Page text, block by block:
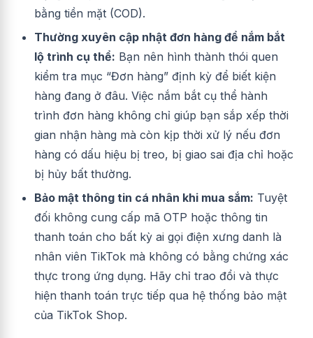
bằng tiền mặt (COD).
Thường xuyên cập nhật đơn hàng để nắm bắt
lộ trình cụ thể: Bạn nên hình thành thói quen
kiểm tra mục “Đơn hàng” định kỳ để biết kiện
hàng đang ở đâu. Việc nắm bắt cụ thể hành
trình đơn hàng không chỉ giúp bạn sắp xếp thời
gian nhận hàng mà còn kịp thời xử lý nếu đơn
hàng có dấu hiệu bị treo, bị giao sai địa chỉ hoặc
bị hủy bất thường.
Bảo mật thông tin cá nhân khi mua sắm: Tuyệt
đối không cung cấp mã OTP hoặc thông tin
thanh toán cho bất kỳ ai gọi điện xưng danh là
nhân viên TikTok mà không có bằng chứng xác
thực trong ứng dụng. Hãy chỉ trao đổi và thực
hiện thanh toán trực tiếp qua hệ thống bảo mật
của TikTok Shop.